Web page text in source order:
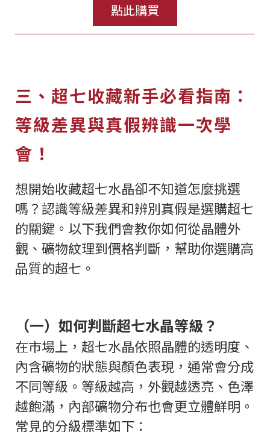
點此購買
三、超七收藏新手必看指南：
等級差異與真假辨識一次學
會！
想開始收藏超七水晶卻不知道怎麼挑選
嗎？認識等級差異和辨別真假是選購超七
的關鍵。以下我們會教你如何從晶體外
觀、礦物紋理到價格判斷，幫助你選購高
品質的超七。
（一）如何判斷超七水晶等級？
在市場上，超七水晶依照晶體的透明度、
內含礦物的狀態與顏色表現，通常會分成
不同等級。等級越高，外觀越透亮、色澤
越飽滿，內部礦物分布也會更立體鮮明。
常見的分級標準如下：